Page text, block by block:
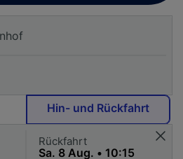
Hin- und Rückfahrt
Rückfahrt